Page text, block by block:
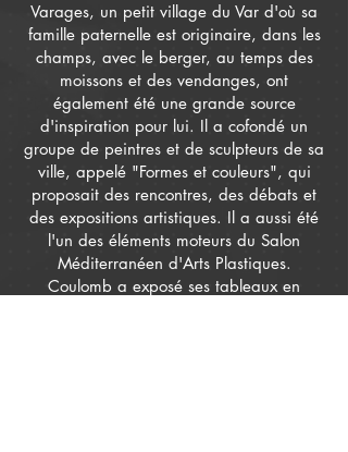
Varages, un petit village du Var d'où sa
famille paternelle est originaire, dans les
champs, avec le berger, au temps des
moissons et des vendanges, ont
également été une grande source
d'inspiration pour lui. Il a cofondé un
groupe de peintres et de sculpteurs de sa
ville, appelé "Formes et couleurs", qui
proposait des rencontres, des débats et
des expositions artistiques. Il a aussi été
l'un des éléments moteurs du Salon
Méditerranéen d'Arts Plastiques.
Coulomb a exposé ses tableaux en